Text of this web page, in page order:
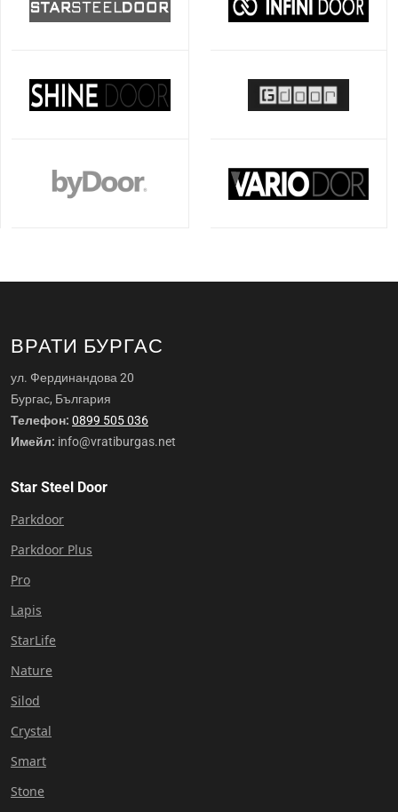
ВРАТИ БУРГАС
ул. Фердинандова 20
Бургас, България
Телефон: 0899 505 036
Имейл: info@vratiburgas.net
Star Steel Door
Parkdoor
Parkdoor Plus
Pro
Lapis
StarLife
Nature
Silod
Crystal
Smart
Stone